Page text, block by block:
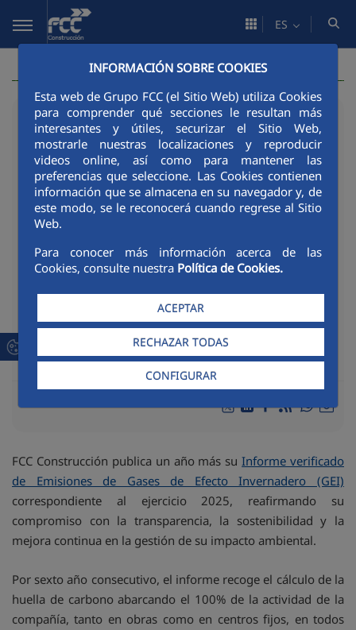
Saltar al contenido principal
INFORMACIÓN SOBRE COOKIES
Esta web de Grupo FCC (el Sitio Web) utiliza Cookies
para comprender qué secciones le resultan más
interesantes y útiles, securizar el Sitio Web,
mostrarle nuestras localizaciones y reproducir
videos online, así como para mantener las
preferencias que seleccione. Las Cookies contienen
información que se almacena en su navegador y, de
este modo, se le reconocerá cuando regrese al Sitio
Web.
Para conocer más información acerca de las
Cookies, consulte nuestra Política de Cookies.
ACEPTAR
RECHAZAR TODAS
CONFIGURAR
ES
25/05/2026
FCC Construcción publica
su Informe de Emisiones
de Gases de Efecto
Invernadero 2025
Material de descarga
DOCUMENTO
Nota de prensa
Compartir en Twitter
Compartir en
Compartir en
RSS
FCC Construcción publica un año más suInforme verificado
de Emisiones de Gases de Efecto Invernadero (GEI)
correspondiente al ejercicio 2025, reafirmando su
compromiso con la transparencia, la sostenibilidad y la
mejora continua en la gestión de su impacto ambiental.
Por sexto año consecutivo, el informe recoge el cálculo de la
huella de carbono abarcando el 100% de la actividad de la
compañía, tanto en obras como en centros fijos, en todos